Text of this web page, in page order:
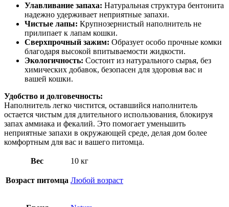
Улавливание запаха: Натуральная структура бентонита
надежно удерживает неприятные запахи.
Чистые лапы: Крупнозернистый наполнитель не
прилипает к лапам кошки.
Сверхпрочный зажим: Образует особо прочные комки
благодаря высокой впитываемости жидкости.
Экологичность: Состоит из натурального сырья, без
химических добавок, безопасен для здоровья вас и
вашей кошки.
Удобство и долговечность:
Наполнитель легко чистится, оставшийся наполнитель
остается чистым для длительного использования, блокируя
запах аммиака и фекалий. Это помогает уменьшить
неприятные запахи в окружающей среде, делая дом более
комфортным для вас и вашего питомца.
Вес 10 кг
Возраст питомца Любой возраст